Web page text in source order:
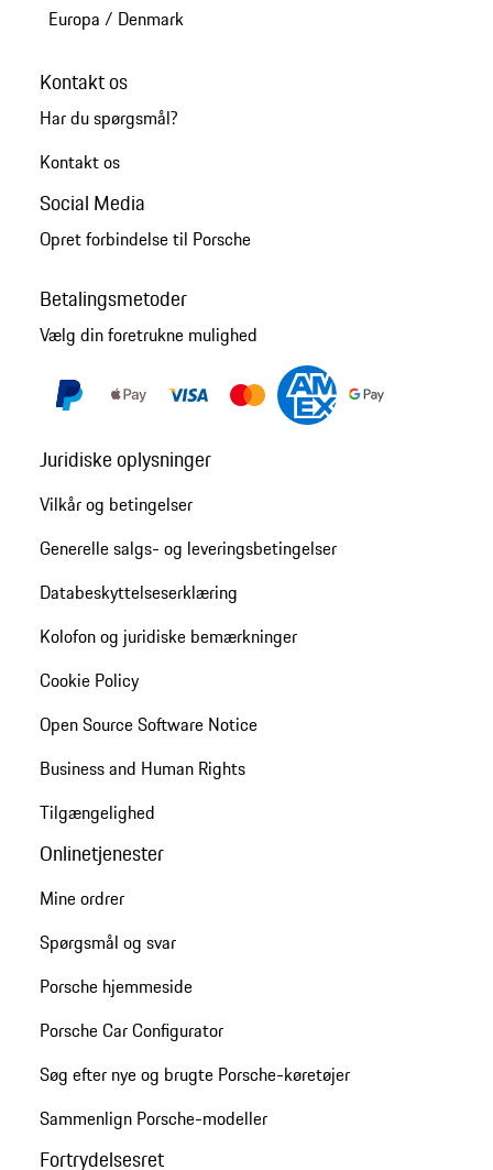
Europa / Denmark
Kontakt os
Har du spørgsmål?
Kontakt os
Social Media
Opret forbindelse til Porsche
Betalingsmetoder
Vælg din foretrukne mulighed
Juridiske oplysninger
Vilkår og betingelser
Generelle salgs- og leveringsbetingelser
Databeskyttelseserklæring
Kolofon og juridiske bemærkninger
Cookie Policy
Open Source Software Notice
Business and Human Rights
Tilgængelighed
Onlinetjenester
Mine ordrer
Spørgsmål og svar
Porsche hjemmeside
Porsche Car Configurator
Søg efter nye og brugte Porsche-køretøjer
Sammenlign Porsche-modeller
Fortrydelsesret